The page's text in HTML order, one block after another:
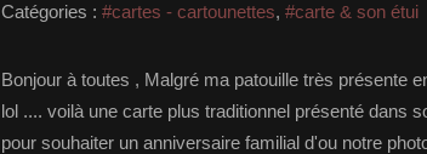
Catégories : #cartes - cartounettes, #carte & son étui
Bonjour à toutes , Malgré ma patouille très présente
lol .... voilà une carte plus traditionnel présenté dans
pour souhaiter un anniversaire familial d'ou notre